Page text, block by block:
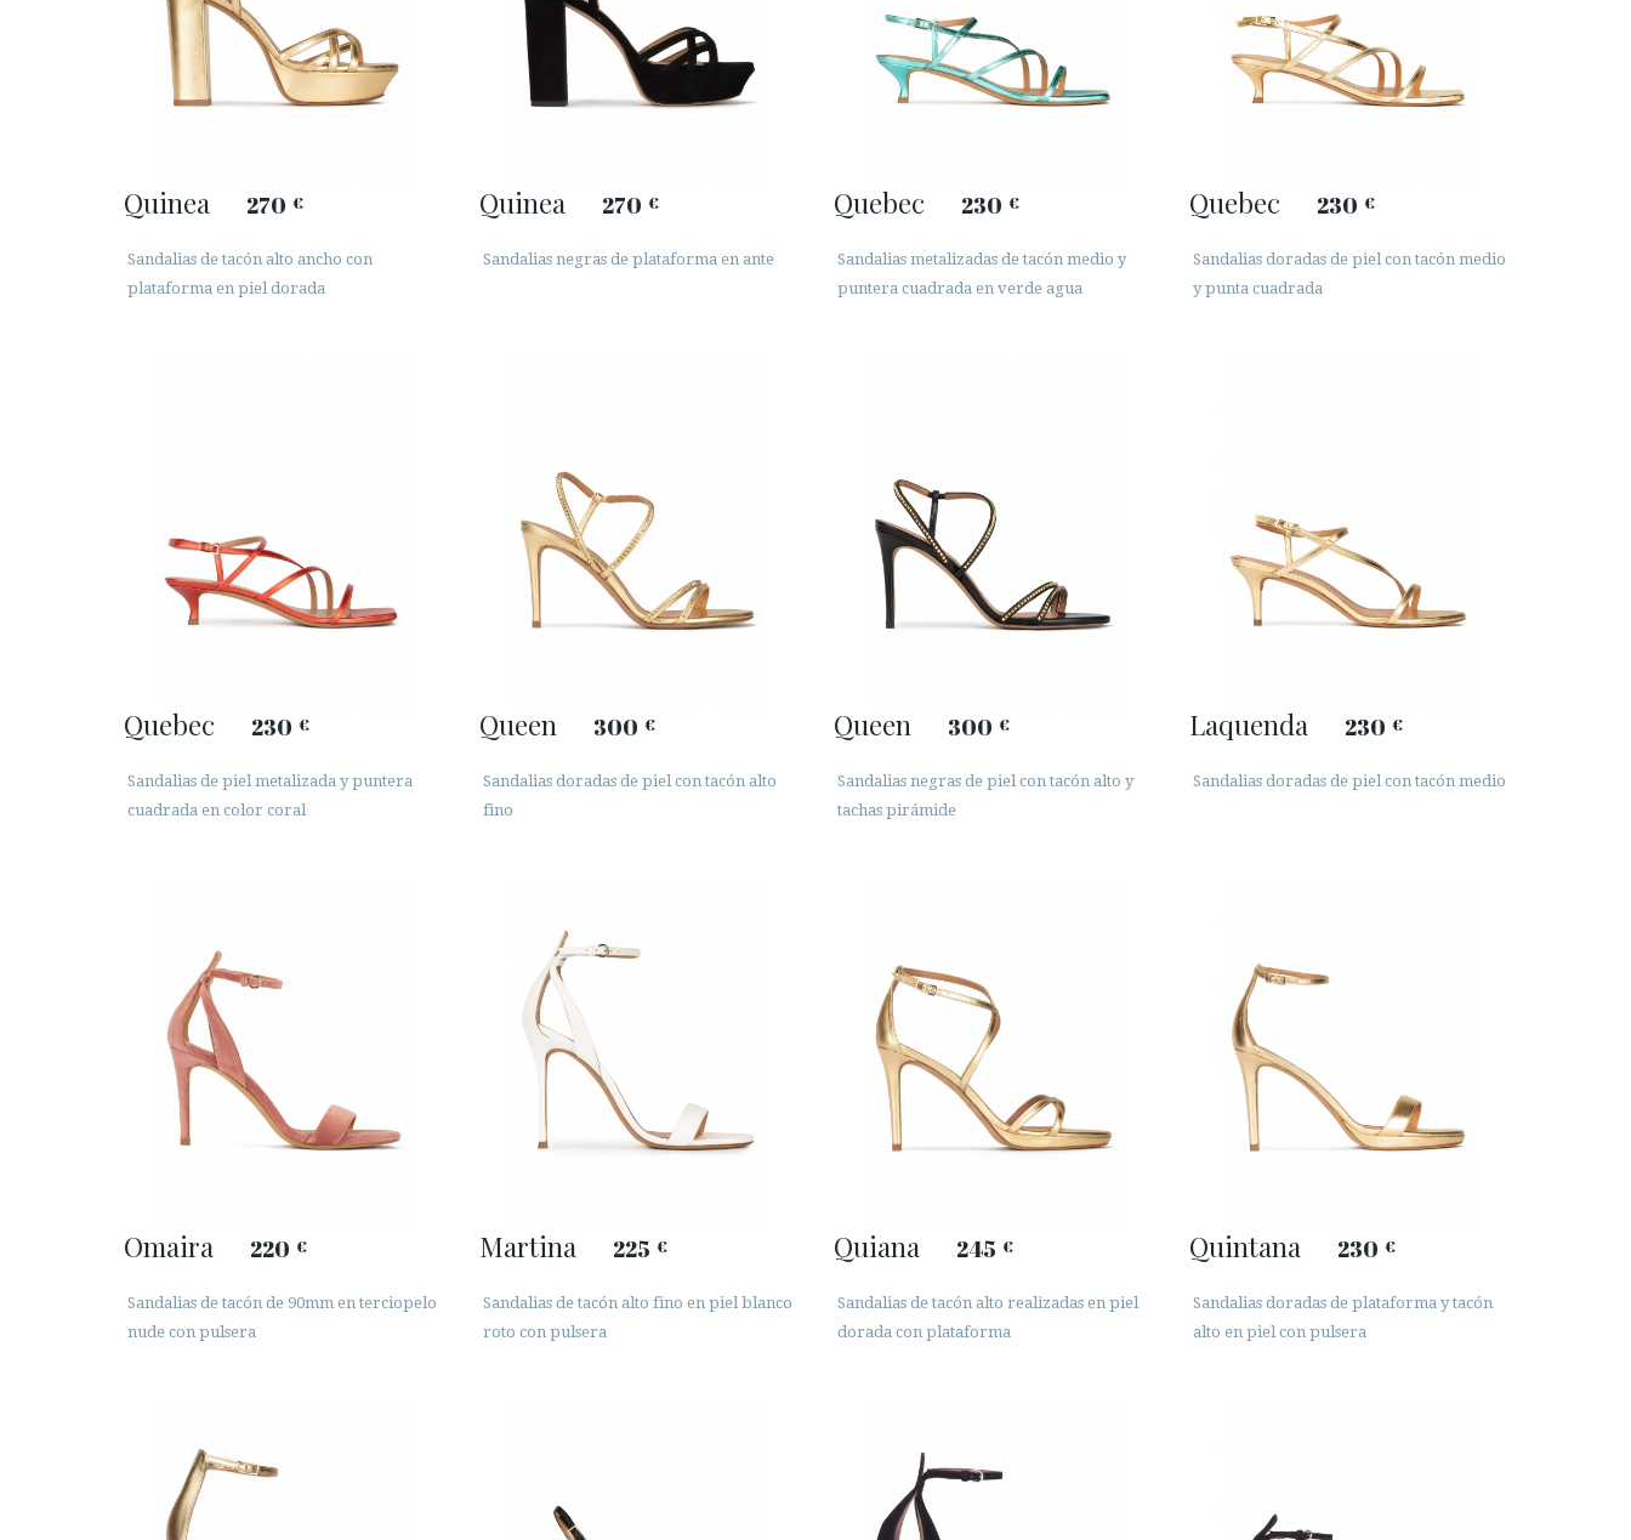
Quinea 270 €
Sandalias de tacón alto ancho con
plataforma en piel dorada
Quinea 270 €
Sandalias negras de plataforma en ante
Quebec 230 €
Sandalias metalizadas de tacón medio y
puntera cuadrada en verde agua
Quebec 230 €
Sandalias doradas de piel con tacón medio
y punta cuadrada
Quebec 230 €
Sandalias de piel metalizada y puntera
cuadrada en color coral
Queen 300 €
Sandalias doradas de piel con tacón alto
fino
Queen 300 €
Sandalias negras de piel con tacón alto y
tachas pirámide
Laquenda 230 €
Sandalias doradas de piel con tacón medio
Omaira 220 €
Sandalias de tacón de 90mm en terciopelo
nude con pulsera
Martina 225 €
Sandalias de tacón alto fino en piel blanco
roto con pulsera
Quiana 245 €
Sandalias de tacón alto realizadas en piel
dorada con plataforma
Quintana 230 €
Sandalias doradas de plataforma y tacón
alto en piel con pulsera